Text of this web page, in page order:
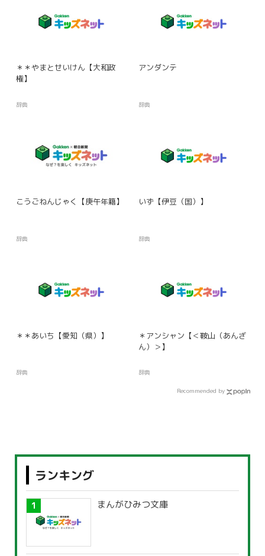
＊＊やまとせいけん【大和政
権】
辞典
アンダンテ
辞典
こうごねんじゃく【庚午年籍】
辞典
いず【伊豆（国）】
辞典
＊＊あいち【愛知（県）】
辞典
＊アンシャン【＜鞍山（あんざ
ん）＞】
辞典
Recommended by
ランキング
まんがひみつ文庫